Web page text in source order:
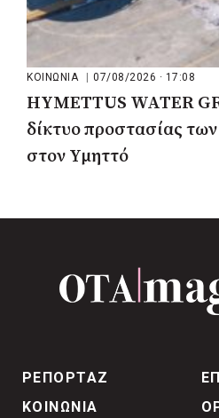
ΚΟΙΝΩΝΙΑ 07/08/2026 · 17:08
HYMETTUS WATER
δίκτυο προστασίας
στον Υμηττό
ΡΕΠΟΡΤΑΖ
ΚΟΙΝΩΝΙΑ